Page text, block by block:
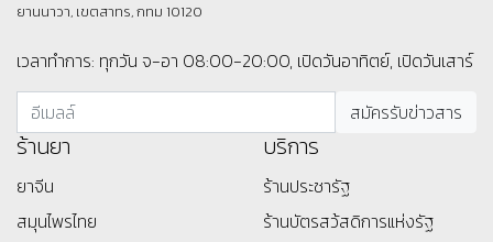
ยานนาวา, เขตสาทร, กทม 10120
เวลาทำการ: ทุกวัน จ-อา 08:00-20:00, เปิดวันอาทิตย์, เปิดวันเสาร์
ร้านยา
ยาจีน
สมุนไพรไทย
บริการ
ร้านประชารัฐ
ร้านบัตรสว้สดิการแห่งรัฐ